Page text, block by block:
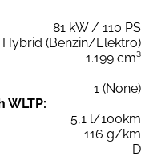
81 kW / 110 PS
Hybrid (Benzin/Elektro)
1.199 cm³
1 (None)
WLTP:
5,1 l/100km
116 g/km
D